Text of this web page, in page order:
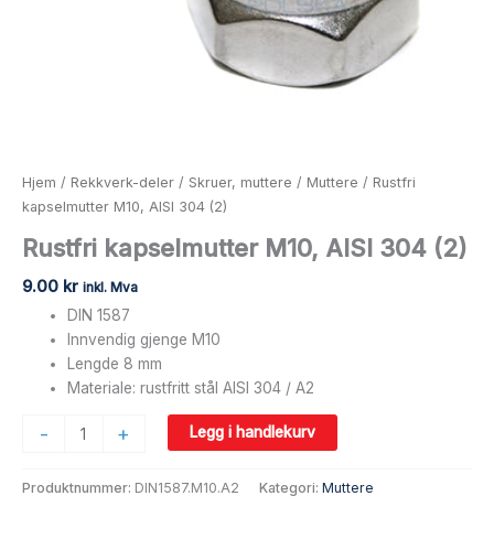
Hjem / Rekkverk-deler / Skruer, muttere / Muttere / Rustfri
kapselmutter M10, AISI 304 (2)
Rustfri kapselmutter M10, AISI 304 (2)
9.00 kr inkl. Mva
DIN 1587
Innvendig gjenge M10
Lengde 8 mm
Materiale: rustfritt stål AISI 304 / A2
- + Legg i handlekurv
Produktnummer: DIN1587.M10.A2 Kategori: Muttere